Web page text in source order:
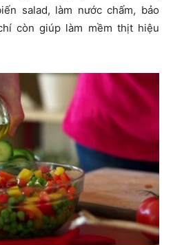
salad, làm nước chấm, bảo
còn giúp làm mềm thịt hiệu